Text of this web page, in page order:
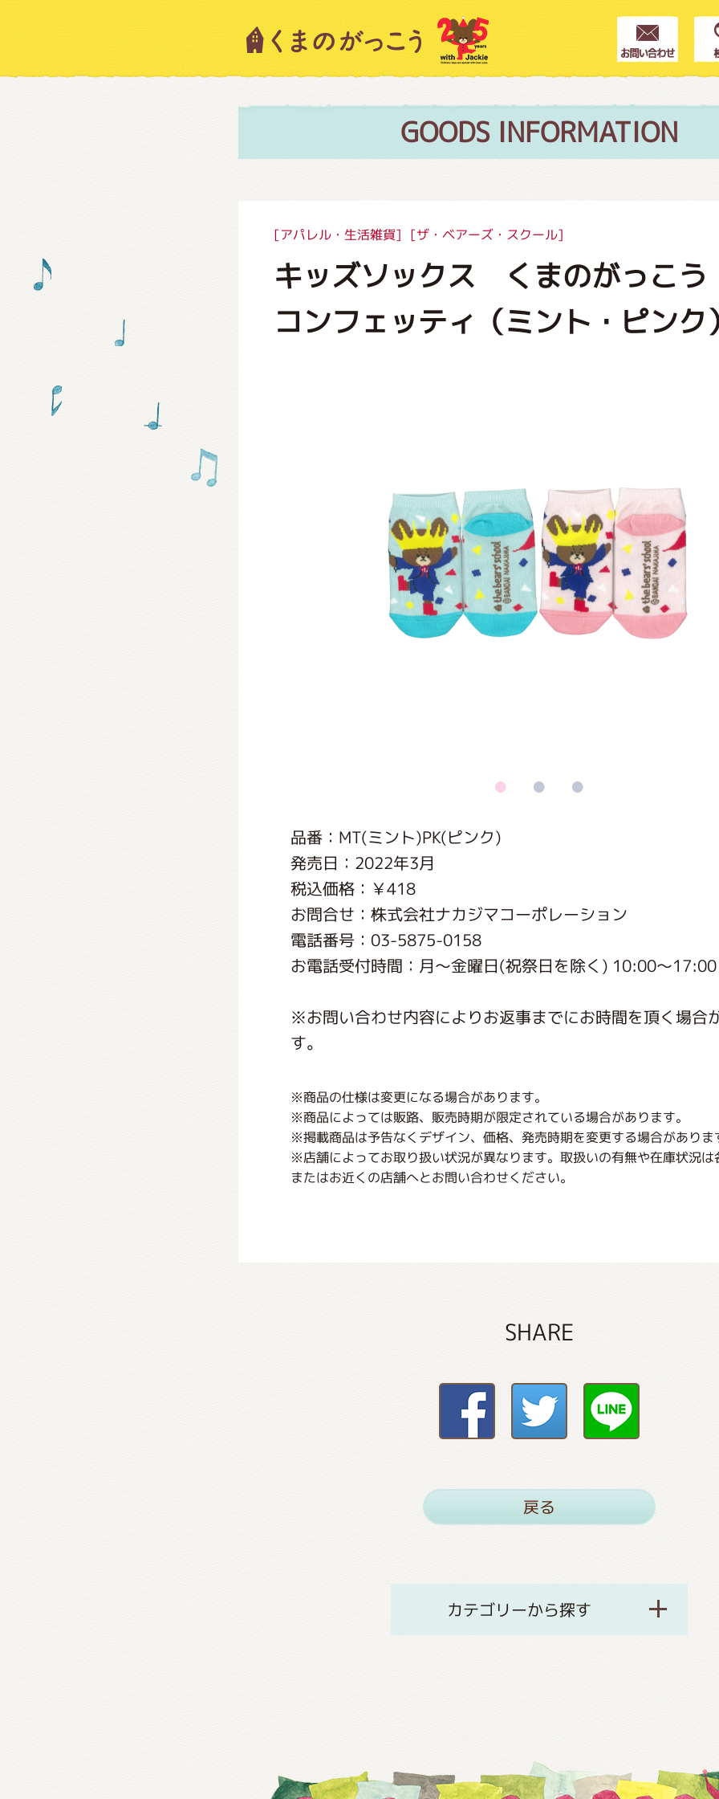
GOODS INFORMATION
[アパレル・生活雑貨] [ザ・ベアーズ・スクール]
キッズソックス くまのがっこ
コンフェッティ（ミント・ピンク
品番：MT(ミント)PK(ピンク)
発売日：2022年3月
税込価格：￥418
お問合せ：株式会社ナカジマコーポレーション
電話番号：03-5875-0158
お電話受付時間：月〜金曜日(祝祭日を除く) 10:00～17:00
※お問い合わせ内容によりお返事までにお時間を頂く場合
す。
※商品の仕様は変更になる場合があります。
※商品によっては販路、販売時期が限定されている場合があります。
※掲載商品は予告なくデザイン、価格、発売時期を変更する場合がありま
※店舗によってお取り扱い状況が異なります。取扱いの有無や在庫状況は
またはお近くの店舗へとお問い合わせください。
SHARE
戻る
カテゴリーから探す
キャラクター紹介
絵本・作家紹介
ミュージカル・コンサート
おたのしみコンテンツ(クイズ・AR・診断・占
くまのがっこう 家庭科部